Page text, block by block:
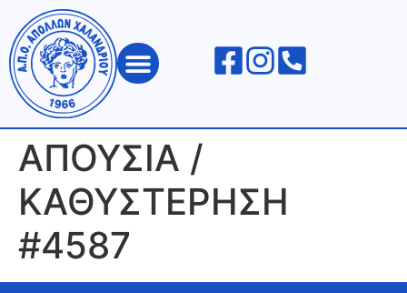
ΑΠΟΥΣΙΑ /
ΚΑΘΥΣΤΕΡΗΣΗ
#4587